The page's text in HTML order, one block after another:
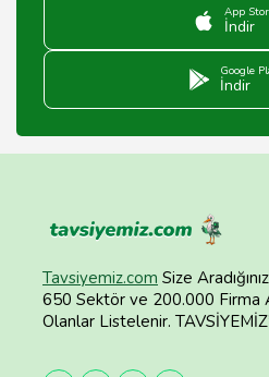
App
İndir
Google
İndir
Tavsiyemiz.com Size
650 Sektör ve 200.000 Firma
Olanlar Listelenir.